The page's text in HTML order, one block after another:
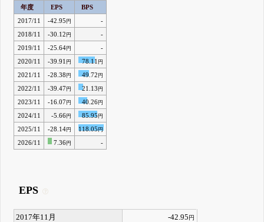
年度 EPS
BPS
2017/11
-42.95 円
-
2018/11
-30.12 円
-
2019/11
-25.64円
-
2020/11
-39.91 円 78.11 円
2021/11 -28.38 円 49.72 円
2022/11 -39.47円 21.13 円
2023/11 -16.07円 40.26円
2024/11 -5.66円 85.95 円
2025/11 -28.14円 118.05円
2026/11 7.36円 -
EPS
2017年11月 -42.95円